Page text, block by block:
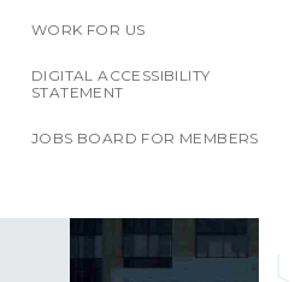
WORK FOR US
DIGITAL ACCESSIBILITY
STATEMENT
JOBS BOARD FOR MEMBERS